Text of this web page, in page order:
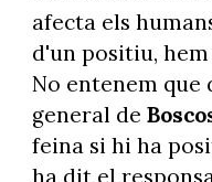
afecta els
d'un positiu,
No entenem que
general de
feina si hi ha
ha dit el